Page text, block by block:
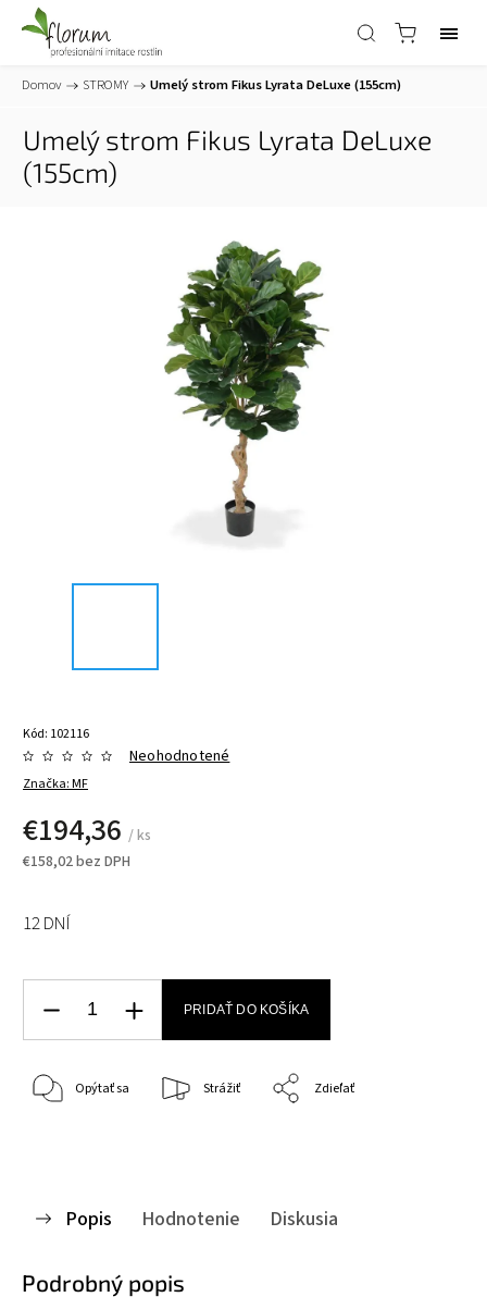
Domov / STROMY / Umelý strom Fikus Lyrata DeLuxe (155cm)
Umelý strom Fikus Lyrata DeLuxe
(155cm)
Kód: 102116
Značka:MF
Neohodnotené
€194,36 / ks
€158,02 bez DPH
12 DNÍ
PRIDAŤ DO KOŠÍKA
Opýtať sa Strážiť Zdieľať
Popis Hodnotenie Diskusia
Podrobný popis